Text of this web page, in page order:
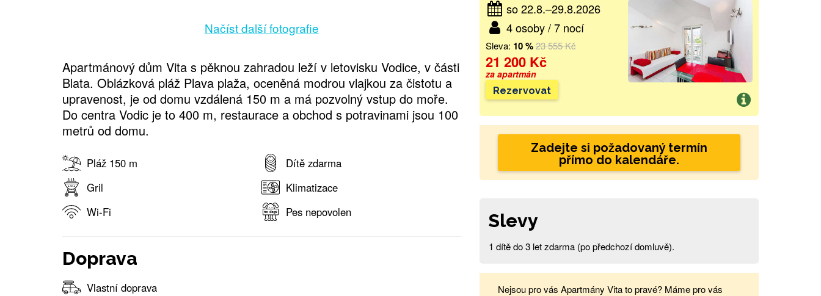
Načíst další fotografie
Apartmánový dům Vita s pěknou zahradou leží v letovisku Vodice, v části
Blata. Oblázková pláž Plava plaža, oceněná modrou vlajkou za čistotu a
upravenost, je od domu vzdálená 150 m a má pozvolný vstup do moře.
Do centra Vodic je to 400 m, restaurace a obchod s potravinami jsou 100
metrů od domu.
Pláž 150 m
Dítě zdarma
Gril
Klimatizace
Wi-Fi
Pes nepovolen
Doprava
Vlastní doprava
so 22.8.–29.8.2026
4 osoby / 7 nocí
Sleva: 10 %23 555 Kč
21 200 Kč
za apartmán
Rezervovat
Zadejte si požadovaný termín
přímo do kalendáře.
Slevy
1 dítě do 3 let zdarma (po předchozí domluvě).
Nejsou pro vás Apartmány Vita to pravé? Máme pro vás